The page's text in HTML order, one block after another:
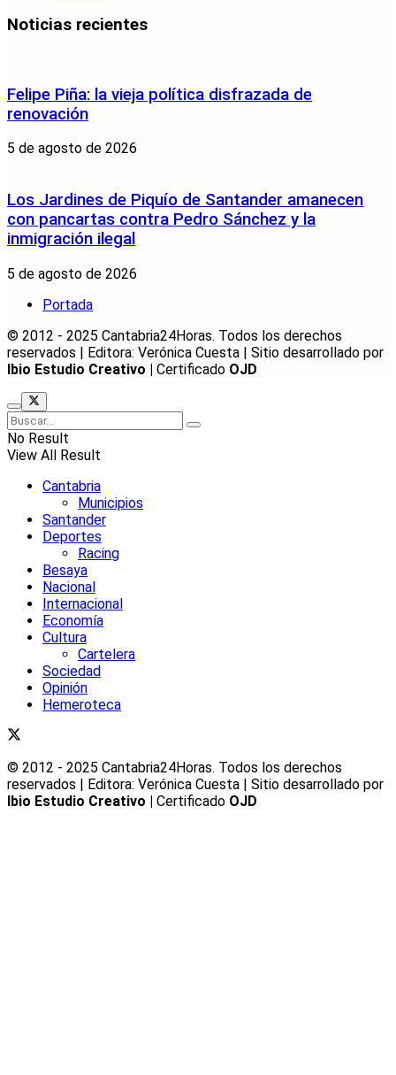
Noticias recientes
Felipe Piña: la vieja política disfrazada de
renovación
5 de agosto de 2026
Los Jardines de Piquío de Santander amanecen
con pancartas contra Pedro Sánchez y la
inmigración ilegal
5 de agosto de 2026
Portada
© 2012 - 2025 Cantabria24Horas. Todos los derechos
reservados | Editora: Verónica Cuesta | Sitio desarrollado por
Ibio Estudio Creativo | Certificado OJD
No Result
View All Result
Cantabria
Municipios
Santander
Deportes
Racing
Besaya
Nacional
Internacional
Economía
Cultura
Cartelera
Sociedad
Opinión
Hemeroteca
© 2012 - 2025 Cantabria24Horas. Todos los derechos
reservados | Editora: Verónica Cuesta | Sitio desarrollado por
Ibio Estudio Creativo | Certificado OJD